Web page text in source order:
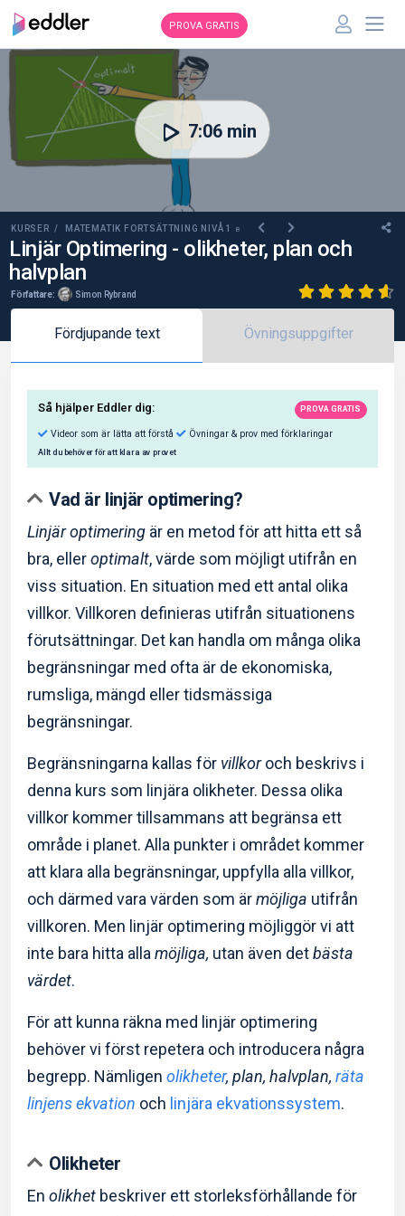
PROVA GRATIS
KURSER / MATEMATIK FORTSÄTTNING NIVÅ 1 B
Linjär Optimering - olikheter, plan och
halvplan
Författare: Simon Rybrand
7:06 min
Fördjupande text Övningsuppgifter
Så hjälper Eddler dig:
Videor som är lätta att förstå Övningar & prov med
Allt du behöver för att klara av provet
Vad är linjär optimering?
Linjär optimering är en metod för att hitta ett så
bra, elleroptimalt, värde som möjligt utifrån en
viss situation. En situation med ett antal olika
villkor. Villkoren definieras utifrån situationens
förutsättningar. Det kan handla om många olika
begränsningar med ofta är de ekonomiska,
rumsliga, mängd eller tidsmässiga
begränsningar.
Begränsningarna kallas för villkoroch beskrivs i
denna kurs som linjära olikheter. Dessa olika
villkor kommer tillsammans att begränsa ett
område i planet. Alla punkter i området kommer
att klara alla begränsningar, uppfylla alla villkor,
och därmed vara värden som ärmöjliga utifrån
villkoren. Men linjär optimering möjliggör vi att
inte bara hitta allamöjliga, utan även detbästa
värdet.
För att kunna räkna med linjär optimering
behöver vi först repetera och introducera några
begrepp. Nämligen olikheter, plan, halvplan, räta
linjens ekvation och linjära ekvationssystem.
Olikheter
En olikhet beskriver ett storleksförhållande för